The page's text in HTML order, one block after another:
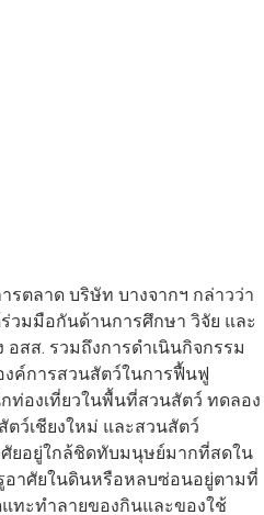
ตลาด บริษัท บางจากฯ กล่าวว่า
วมมือกันด้านการศึกษา วิจัย และ
สส. รวมถึงการดำเนินกิจกรรม
งค์การสวนสัตว์ในการฟื้นฟู
ท่องเที่ยวในพื้นที่สวนสัตว์ ทดลอง
ว์เชียงใหม่ และสวนสัตว์
ยอยู่ใกล้ชิดทับมนุษย์มากที่สดใน
อาศัยในดินหรือหลบซ่อนอยู่ตามที่
ทะทำลายของกินและของใช้